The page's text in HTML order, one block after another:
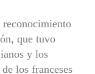
que tuvo
y los
los fran­ceses